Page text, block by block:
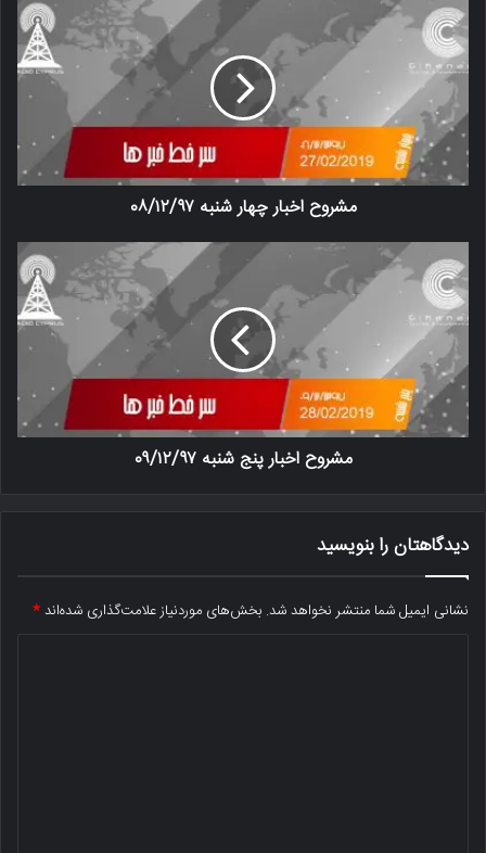
مشروح اخبار چهار شنبه ‍۰۸/۱۲/۹۷
مشروح اخبار پنج شنبه ‍۰۹/۱۲/۹۷
دیدگاهتان را بنویسید
نشانی ایمیل شما منتشر نخواهد شد. بخش‌های موردنیاز علامت‌گذاری شده‌اند*